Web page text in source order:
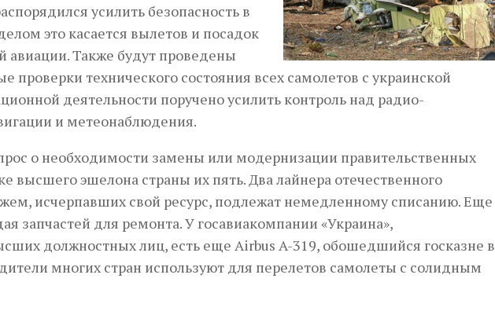
усилить безопасность в
это касается вылетов и посадок
авиации. Также будут проведены
проверки технического состояния всех самолетов с украинской
деятельности поручено усилить контроль над радио­
и метеонаблюдения.
о необходимости замены или модернизации правительственных
высшего эшелона страны их пять. Два лайнера отечественного
исчерпавших свой ресурс, подлежат немедленному списанию. Еще
запчастей для ремонта. У госавиакомпании «Украина»,
должностных лиц, есть еще Airbus A-319, обошедшийся госказне в
многих стран используют для перелетов самолеты с солидным